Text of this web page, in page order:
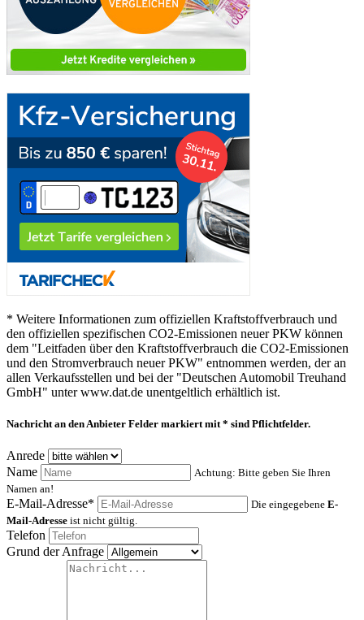
* Weitere Informationen zum offiziellen Kraftstoffverbrauch und
den offiziellen spezifischen CO2-Emissionen neuer PKW können
dem "Leitfaden über den Kraftstoffverbrauch die CO2-Emissionen
und den Stromverbrauch neuer PKW" entnommen werden, der an
allen Verkaufsstellen und bei der "Deutschen Automobil Treuhand
GmbH" unter www.dat.de unentgeltlich erhältlich ist.
Nachricht an den Anbieter Felder markiert mit * sind Pflichtfelder.
Anrede
Name
Achtung: Bitte geben Sie Ihren
Namen an!
E-Mail-Adresse* Die eingegebene E-
Mail-Adresse ist nicht gültig.
Telefon
Grund der Anfrage